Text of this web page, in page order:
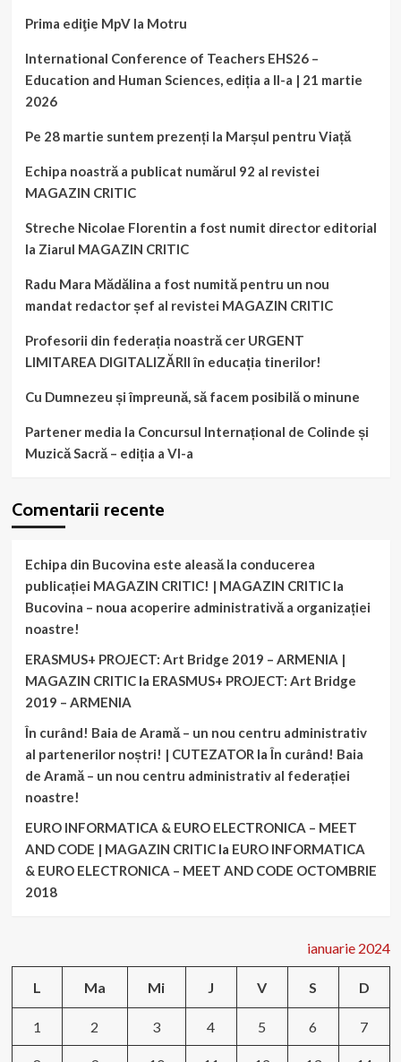
Prima ediţie MpV la Motru
International Conference of Teachers EHS26 –
Education and Human Sciences, ediția a II-a | 21 martie
2026
Pe 28 martie suntem prezenți la Marșul pentru Viață
Echipa noastră a publicat numărul 92 al revistei
MAGAZIN CRITIC
Streche Nicolae Florentin a fost numit director editorial
la Ziarul MAGAZIN CRITIC
Radu Mara Mădălina a fost numită pentru un nou
mandat redactor șef al revistei MAGAZIN CRITIC
Profesorii din federația noastră cer URGENT
LIMITAREA DIGITALIZĂRII în educația tinerilor!
Cu Dumnezeu și împreună, să facem posibilă o minune
Partener media la Concursul Internațional de Colinde și
Muzică Sacră – ediția a VI-a
Comentarii recente
Echipa din Bucovina este aleasă la conducerea
publicației MAGAZIN CRITIC! | MAGAZIN CRITICla
Bucovina – noua acoperire administrativă a organizației
noastre!
ERASMUS+ PROJECT: Art Bridge 2019 – ARMENIA |
MAGAZIN CRITICla ERASMUS+ PROJECT: Art Bridge
2019 – ARMENIA
În curând! Baia de Aramă – un nou centru administrativ
al partenerilor noștri! | CUTEZATOR laÎn curând! Baia
de Aramă – un nou centru administrativ al federației
noastre!
EURO INFORMATICA & EURO ELECTRONICA – MEET
AND CODE | MAGAZIN CRITICla EURO INFORMATICA
& EURO ELECTRONICA – MEET AND CODE OCTOMBRIE
2018
ianuarie 2024
L Ma Mi J V S D
1 2 3 4 5 6 7